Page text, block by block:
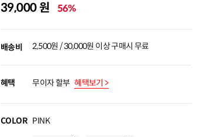
39,000 원 56%
배송비 2,500원 / 30,000원 이상 구매시 무료
혜택 무이자 할부 혜택보기 >
COLOR PINK